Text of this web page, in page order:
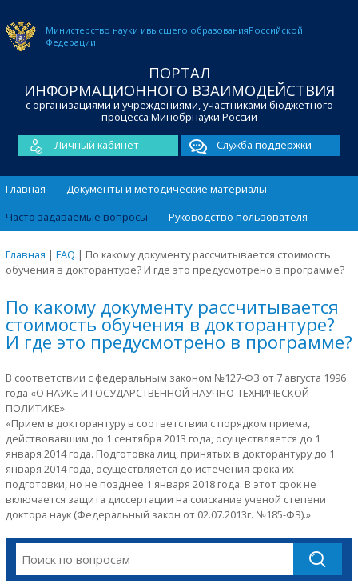
Министерство науки ивысшего образованияРоссийской
Федерации
ПОРТАЛ
ИНФОРМАЦИОННОГО ВЗАИМОДЕЙСТВИЯ
с организациями и учреждениями, участниками бюджетного
процесса Минобрнауки России
Личный кабинет
Служба поддержки
Главная
Документы и методические материалы
Часто задаваемые вопросы
Руководство пользователя
Главная | FAQ | По какому документу рассчитывается стоимость
обучения в докторантуре? И где это предусмотрено в программе?
По какому документу рассчитывается
стоимость обучения в докторантуре?
И где это предусмотрено в программе?
В соответствии с федеральным законом №127-ФЗ от 7 августа 1996
года «О НАУКЕ И ГОСУДАРСТВЕННОЙ НАУЧНО-ТЕХНИЧЕСКОЙ
ПОЛИТИКЕ»
«Прием в докторантуру в соответствии с порядком приема,
действовавшим до 1 сентября 2013 года, осуществляется до 1
января 2014 года. Подготовка лиц, принятых в докторантуру до 1
января 2014 года, осуществляется до истечения срока их
подготовки, но не позднее 1 января 2018 года. В этот срок не
включается защита диссертации на соискание ученой степени
доктора наук (Федеральный закон от 02.07.2013г. №185-ФЗ).»